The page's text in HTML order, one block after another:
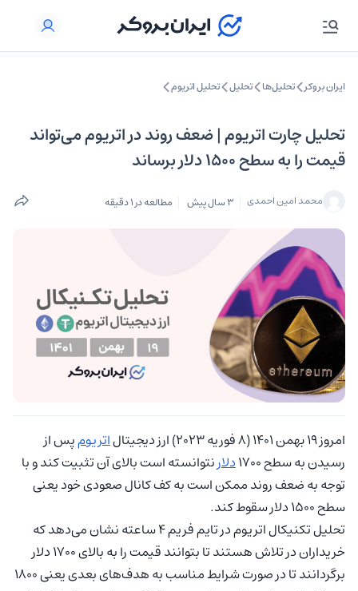
ایران بروکر تحلیل‌ها تحلیل‌ تحلیل اتریوم
تحلیل چارت اتریوم | ضعف روند در اتریوم می‌تواند
قیمت را به سطح 1500 دلار برساند
محمد امین احمدی 3 سال پیش مطالعه در 1 دقیقه
امروز 19 بهمن 1401 (8 فوریه 2023) ارز دیجیتال اتریومپس از
رسیدن به سطح 1700
دلارنتوانسته است بالای آن تثبیت کند و با
توجه به ضعف روند ممکن است به کف کانال صعودی خود یعنی
سطح 1500 دلار سقوط کند.
تحلیل تکنیکال اتریوم در تایم فریم 4 ساعته نشان می‌دهد که
خریداران در تلاش هستند تا بتوانند قیمت را به بالای 1700 دلار
برگردانند تا در صورت شرایط مناسب به هدف‌های بعدی یعنی 1800